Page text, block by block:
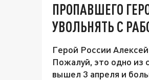
ПРОПАВШЕГО
УВОЛЬНЯТЬ С
Герой России
Пожалуй, это одно из
вышел 3 апреля и